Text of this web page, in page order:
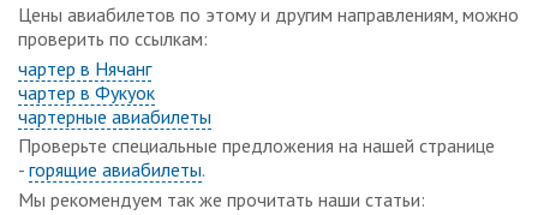
Цены авиабилетов по этому и другим направлениям, можно
проверить по ссылкам:
чартер в Нячанг
чартер в Фукуок
чартерные авиабилеты
Проверьте специальные предложения на нашей странице
- горящие авиабилеты.
Мы рекомендуем так же прочитать наши статьи: